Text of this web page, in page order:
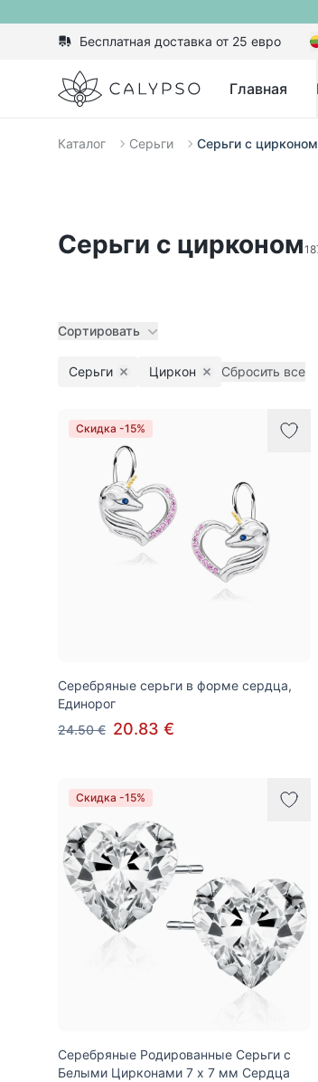
Бесплатная доставка от 25 евро
Calypso Главная
Каталог Серьги Серьги с цирконом
Серьги с цирконом
Сортировать
Серьги Remove filter
Циркон Remove filter
Сбросить все
Товары
Скидка -15%
Серебряные серьги в форме сердца,
Единорог
24.50 € 20.83 €
Скидка -15%
Серебряные Родированные Серьги с
Белыми Цирконами 7 x 7 мм Сердца